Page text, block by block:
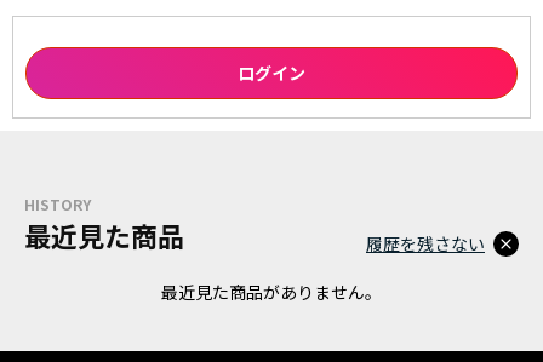
HISTORY
最近見た商品
最近見た商品がありません。
履歴を残さない